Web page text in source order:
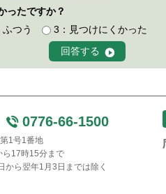
ったですか？
ふつう 3：見つけにくかった
0776-66-1500
1号1番地
ら17時15分まで
ら翌年1月3日までは除く